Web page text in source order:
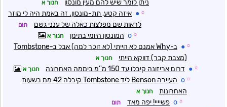
ניתן לומר שיש להם מעין מונסון
חנוך א
☼
● איזה קטע, תת-מונסון. זה באמת היה לי מוזר
לראות שם מפלצות כאלה של ענני גשם
תום
☼
o המונסון היומי בתימן חנוך א
☼
●
ב-Why אמנם לא הייתי (לא זוכר למה) אבל ב-Tombstone
(מצבת קבר) דווקא הייתי
חנוך א
☼
● דרום אריזונה קיבלו עד 150 מ''מ ביממה האחרונה חנוך א
☼
o
העיירה Benson ליד Tombstone קיבלה 42 ממ בשעות
האחרונות
חנוך א
☼
o פשיייי! יפה מאד תום